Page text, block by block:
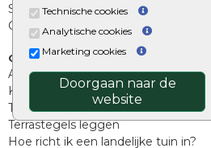
Technische cookies
Analytische cookies
Marketing cookies
Doorgaan naar de
website
Split, grind en zand
Oprit tegels
Overig
Aanbiedingen
Kunstgras
Tuintegels outlet
Terrastegels leggen
Hoe richt ik een landelijke tuin in?